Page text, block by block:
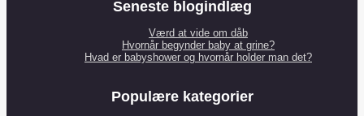
Seneste blogindlæg
Værd at vide om dåb
Hvornår begynder baby at grine?
Hvad er babyshower og hvornår holder man det?
Populære kategorier